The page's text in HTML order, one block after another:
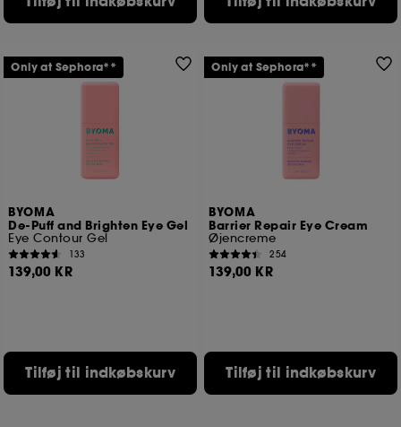
BYOMA
De-Puff and Brighten Eye Gel
Eye Contour Gel
133
139,00 KR
Tilføj til indkøbskurv
Only at Sephora**
BYOMA
Barrier Repair Eye Cream
Øjencreme
254
139,00 KR
Tilføj til indkøbskurv
Only at Sephora**